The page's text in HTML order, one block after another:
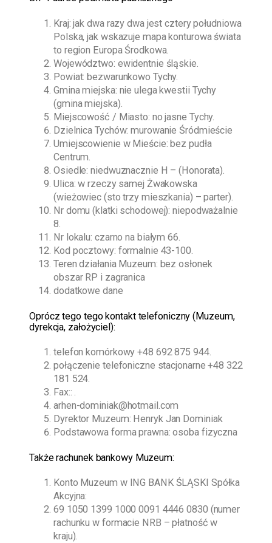
Kraj: jak dwa razy dwa jest cztery południowa
Polska, jak wskazuje mapa konturowa świata
to region Europa Środkowa.
Województwo: ewidentnie śląskie.
Powiat: bezwarunkowo Tychy.
Gmina miejska: nie ulega kwestii Tychy
(gmina miejska).
Miejscowość / Miasto: no jasne Tychy.
Dzielnica Tychów: murowanie Śródmieście
Umiejscowienie w Mieście: bez pudła
Centrum.
Osiedle: niedwuznacznie H – (Honorata).
Ulica: w rzeczy samej Żwakowska
(wieżowiec (sto trzy mieszkania) – parter).
Nr domu (klatki schodowej): niepodważalnie
8.
Nr lokalu: czarno na białym 66.
Kod pocztowy: formalnie 43-100.
Teren działania Muzeum: bez osłonek
obszar RP i zagranica
dodatkowe dane
Oprócz tegotego kontakt telefoniczny (Muzeum,
dyrekcja, założyciel):
telefon komórkowy+48 692 875 944.
połączenie telefoniczne stacjonarne+48 322
181 524.
Fax:: .
arhen-dominiak@hotmail.com
Dyrektor Muzeum: Henryk Jan Dominiak
Podstawowa forma prawna: osoba fizyczna
Także rachunek bankowy Muzeum:
Konto Muzeum w ING BANK ŚLĄSKI Spółka
Akcyjna:
69 1050 1399 1000 0091 4446 0830 (numer
rachunku w formacie NRB – płatność w
kraju).